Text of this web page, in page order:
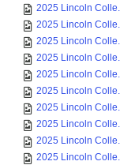
2025 Lincoln
2025 Lincoln
2025 Lincoln
2025 Lincoln
2025 Lincoln
2025 Lincoln
2025 Lincoln
2025 Lincoln
2025 Lincoln
2025 Lincoln